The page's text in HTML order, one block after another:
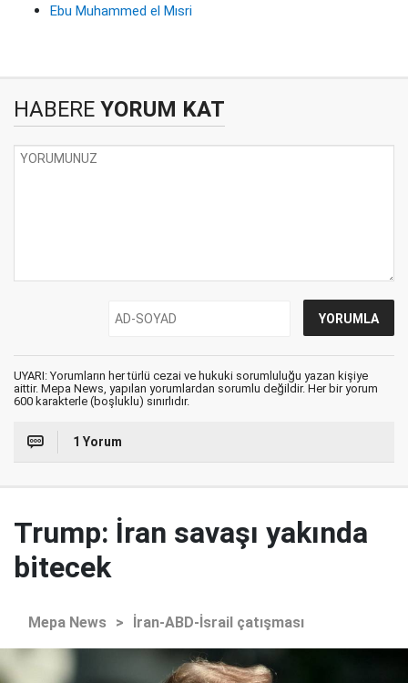
Ebu Muhammed el Mısri
HABERE YORUM KAT
UYARI: Yorumların her türlü cezai ve hukuki sorumluluğu yazan kişiye
aittir. Mepa News, yapılan yorumlardan sorumlu değildir. Her bir yorum
600 karakterle (boşluklu) sınırlıdır.
1 Yorum
Trump: İran savaşı yakında
bitecek
Mepa News > İran-ABD-İsrail çatışması